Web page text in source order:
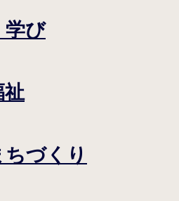
学び
祉
づくり